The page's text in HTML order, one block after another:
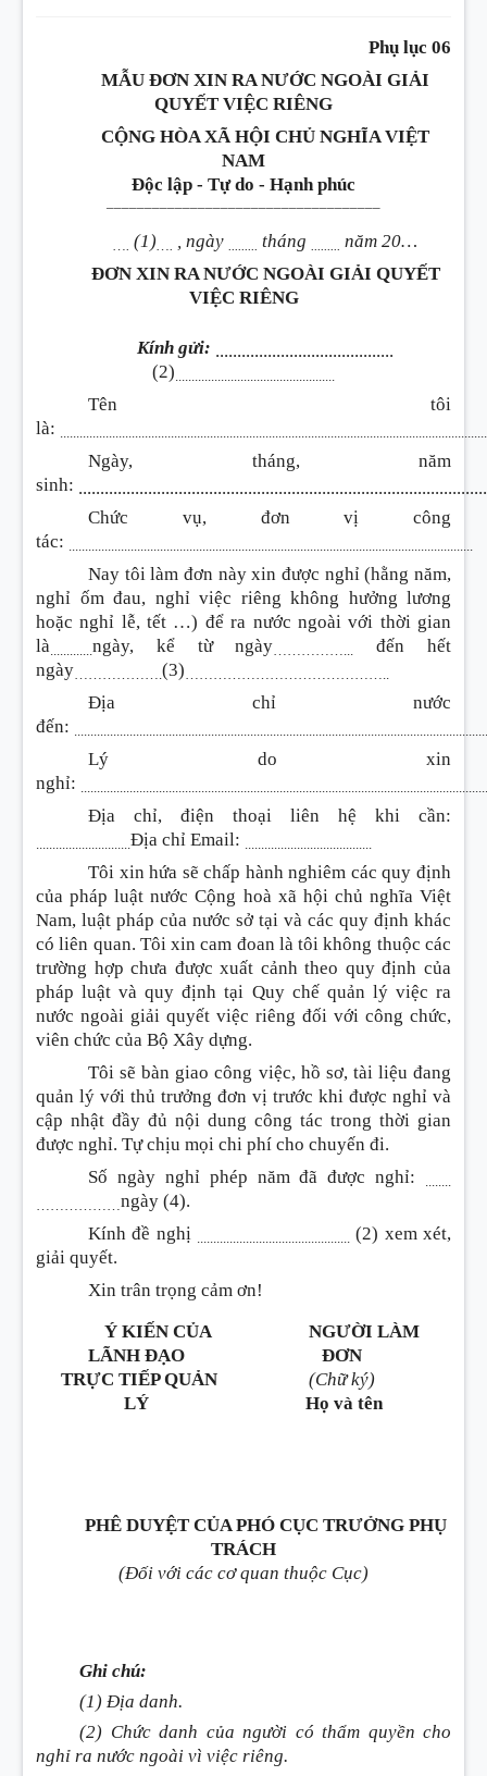
Phụ lục 06
MẪU ĐƠN XIN RA NƯỚC NGOÀI GIẢI
QUYẾT VIỆC RIÊNG
CỘNG HÒA XÃ HỘI CHỦ NGHĨA VIỆT
NAM
Độc lập - Tự do - Hạnh phúc
…. (1)…. , ngày ......... tháng ......... năm 20…
ĐƠN XIN RA NƯỚC NGOÀI GIẢI QUYẾT
VIỆC RIÊNG
Kính gửi: .........................................
(2).................................................
Tên tôi
là:
Ngày, tháng, năm
sinh:
Chức vụ, đơn vị công
tác: ............................................................................................................................
Nay tôi làm đơn này xin được nghỉ (hằng năm,
nghỉ ốm đau, nghỉ việc riêng không hưởng lương
hoặc nghỉ lễ, tết …) để ra nước ngoài với thời gian
là.............ngày, kể từ ngày……………...
đến hết
ngày……………….(3)……………………………………..
Địa chỉ nước
đến:
Lý do xin
nghỉ:
Địa chỉ, điện thoại liên hệ khi cần:
.............................Địa chỉ Email: .......................................
Tôi xin hứa sẽ chấp hành nghiêm các quy định
của pháp luật nước Cộng hoà xã hội chủ nghĩa Việt
Nam, luật pháp của nước sở tại và các quy định khác
có liên quan. Tôi xin cam đoan là tôi không thuộc các
trường hợp chưa được xuất cảnh theo quy định của
pháp luật và quy định tại Quy chế quản lý việc ra
nước ngoài giải quyết việc riêng đối với công chức,
viên chức của Bộ Xây dựng.
Tôi sẽ bàn giao công việc, hồ sơ, tài liệu đang
quản lý với thủ trưởng đơn vị trước khi được nghỉ và
cập nhật đầy đủ nội dung công tác trong thời gian
được nghỉ. Tự chịu mọi chi phí cho chuyến đi.
Số ngày nghỉ phép năm đã được nghỉ:
........
………………ngày (4).
Kính đề nghị ............................................... (2) xem xét,
giải quyết.
Xin trân trọng cảm ơn!
Ý KIẾN CỦA
LÃNH ĐẠO
TRỰC TIẾP QUẢN
LÝ
NGƯỜI LÀM
ĐƠN
(Chữ ký)
Họ và tên
PHÊ DUYỆT CỦA PHÓ CỤC TRƯỞNG PHỤ
TRÁCH
(Đối với các cơ quan thuộc Cục)
Ghi chú:
(1) Địa danh.
(2) Chức danh của người có thẩm quyền cho
nghỉ ra nước ngoài vì việc riêng.